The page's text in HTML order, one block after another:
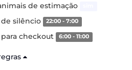
de estimação
de silêncio 22:00 - 7:00
checkout 6:00 - 11:00